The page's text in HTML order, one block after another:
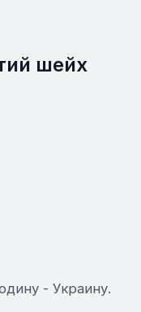
шейх
- Украину.